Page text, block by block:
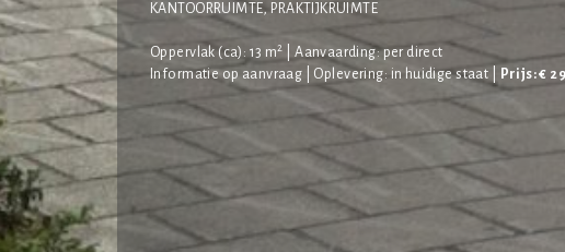
KANTOORRUIMTE, PRAKTIJKRUIMTE
Oppervlak (ca): 13 m2
| Aanvaarding: per direct
Informatie op aanvraag | Oplevering: in huidige staat |
Prijs: €